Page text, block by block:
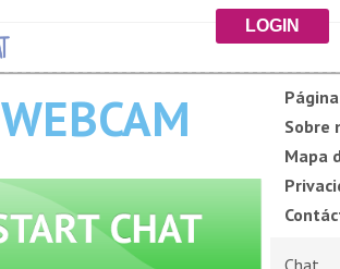
LOGIN
WEBCAM
Sobre
Mapa
Chat